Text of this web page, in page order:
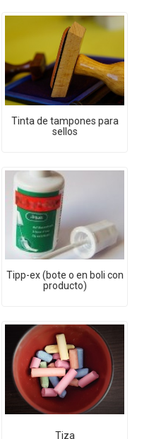
Tinta de tampones para
sellos
Tipp-ex (bote o en boli con
producto)
Tiza